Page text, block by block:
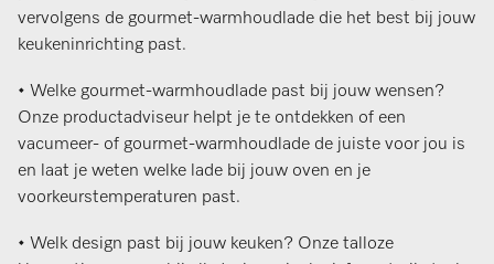
vervolgens de gourmet-warmhoudlade die het best bij jouw
keukeninrichting past.
• Welke gourmet-warmhoudlade past bij jouw wensen?
Onze productadviseur helpt je te ontdekken of een
vacumeer- of gourmet-warmhoudlade de juiste voor jou is
en laat je weten welke lade bij jouw oven en je
voorkeurstemperaturen past.
• Welk design past bij jouw keuken? Onze talloze